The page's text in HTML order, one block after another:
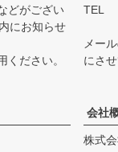
どがござい
にお知らせ
ください。
TEL
メー
にさ
会社
株式